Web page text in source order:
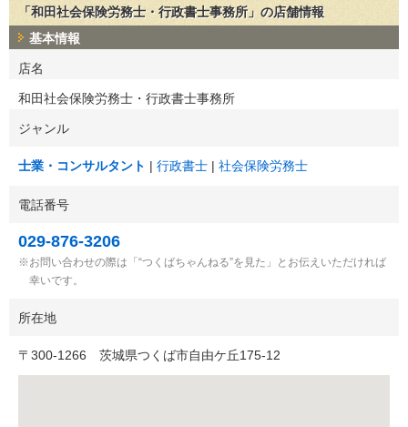
「和田社会保険労務士・行政書士事務所」の店舗情報
基本情報
店名
和田社会保険労務士・行政書士事務所
ジャンル
士業・コンサルタント 行政書士 社会保険労務士
電話番号
029-876-3206
お問い合わせの際は「“つくばちゃんねる”を見た」とお伝えいただければ
幸いです。
所在地
〒 300-1266 茨城県つくば市自由ケ丘175-12